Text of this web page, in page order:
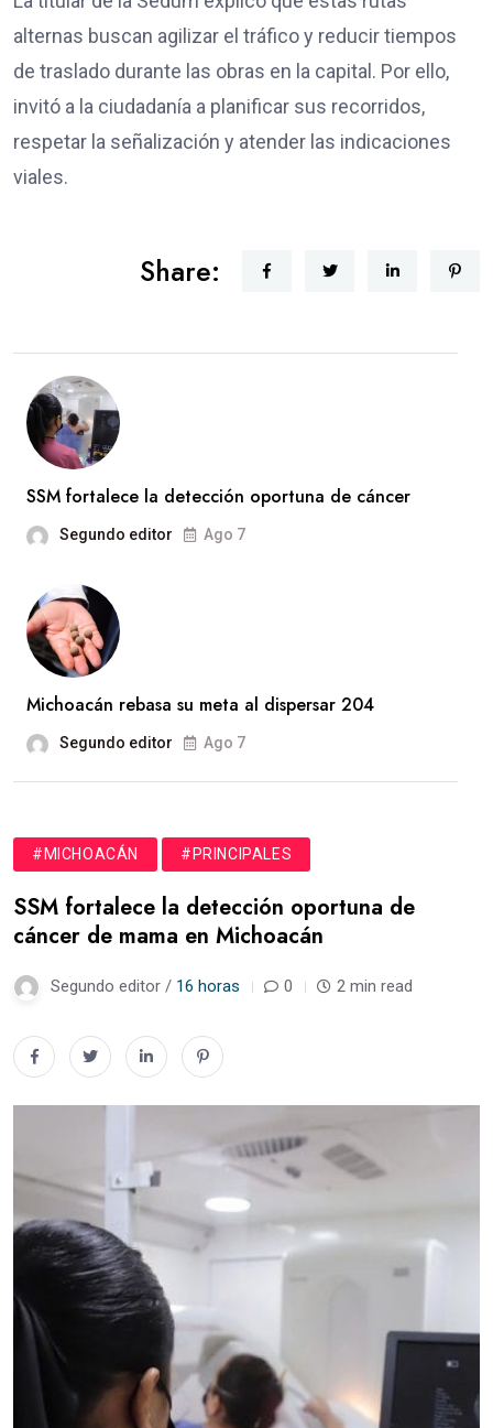
alternas buscan agilizar el tráfico y reducir tiempos
de traslado durante las obras en la capital. Por ello,
invitó a la ciudadanía a planificar sus recorridos,
respetar la señalización y atender las indicaciones
viales.
Share:
SSM fortalece la detección oportuna de cáncer
Segundo editor Ago 7
Michoacán rebasa su meta al dispersar 204
Segundo editor Ago 7
#MICHOACÁN #PRINCIPALES
SSM fortalece la detección oportuna de
cáncer de mama en Michoacán
Segundo editor / 16 horas 0 2 min read